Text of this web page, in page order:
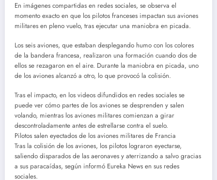
En imágenes compartidas en redes sociales, se observa el
momento exacto en que los pilotos franceses impactan sus aviones
militares en pleno vuelo, tras ejecutar una maniobra en picada.
Los seis aviones, que estaban desplegando humo con los colores
de la bandera francesa, realizaron una formación cuando dos de
ellos se rezagaron en el aire. Durante la maniobra en picada, uno
de los aviones alcanzó a otro, lo que provocó la colisión.
Tras el impacto, en los videos difundidos en redes sociales se
puede ver cómo partes de los aviones se desprenden y salen
volando, mientras los aviones militares comienzan a girar
descontroladamente antes de estrellarse contra el suelo.
Pilotos salen eyectados de los aviones militares de Francia
Tras la colisión de los aviones, los pilotos lograron eyectarse,
saliendo disparados de las aeronaves y aterrizando a salvo gracias
a sus paracaídas, según informó Eureka News en sus redes
sociales.